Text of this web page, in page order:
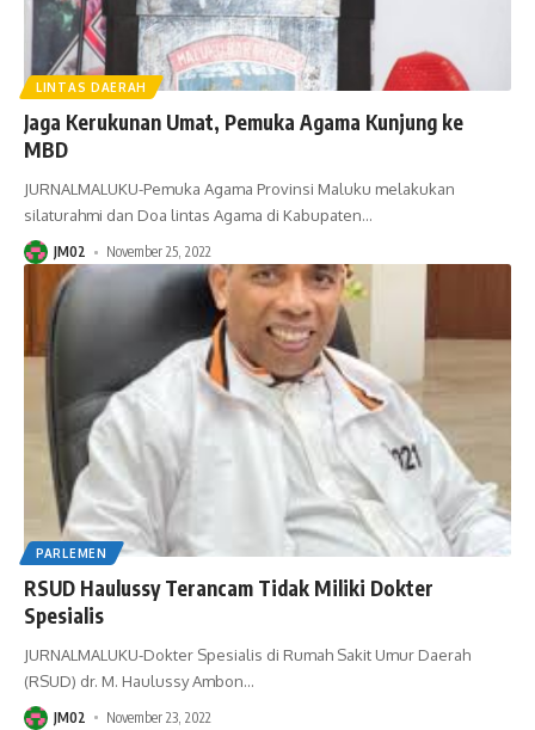
LINTAS DAERAH
Jaga Kerukunan Umat, Pemuka Agama Kunjung ke
MBD
JURNALMALUKU-Pemuka Agama Provinsi Maluku melakukan
silaturahmi dan Doa lintas Agama di Kabupaten…
JM02 November 25, 2022
PARLEMEN
RSUD Haulussy Terancam Tidak Miliki Dokter
Spesialis
JURNALMALUKU-Dokter Spesialis di Rumah Sakit Umur Daerah
(RSUD) dr. M. Haulussy Ambon…
JM02 November 23, 2022